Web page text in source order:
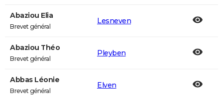
Abaziou Elia
Brevet général
Lesneven
Abaziou Théo
Brevet général
Pleyben
Abbas Léonie
Brevet général
Elven